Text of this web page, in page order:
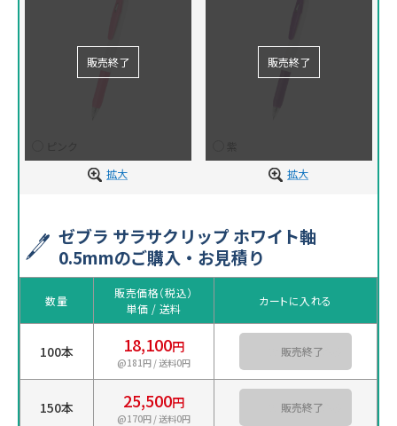
拡大
拡大
ゼブラ サラサクリップ ホワイト軸
0.5mmのご購入・お見積り
数量
販売価格（税込）
単価 / 送料
カートに入れる
100本 18,100円
@181円 / 送料0円
カートに入れる
150本 25,500円
@170円 / 送料0円
カートに入れる